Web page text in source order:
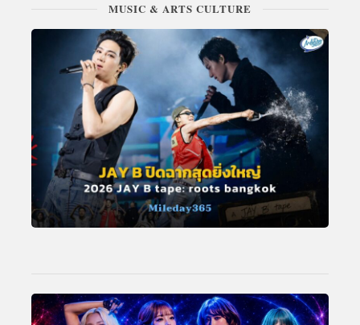
MUSIC & ARTS CULTURE